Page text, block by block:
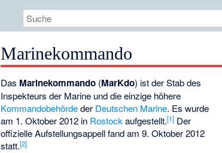
Marinekommando
Das Marinekommando (MarKdo) ist der Stab des
Inspekteurs der Marine und die einzige höhere
Kommandobehördeder Deutschen Marine. Es wurde
am 1. Oktober 2012 in Rostockaufgestellt.[1] Der
offizielle Aufstellungsappell fand am 9. Oktober 2012
statt.[2]